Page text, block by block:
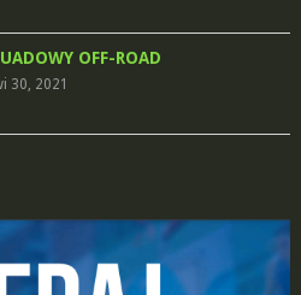
OFF-ROAD
30, 2021